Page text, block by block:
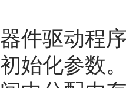
器件驱动程
初始化参数